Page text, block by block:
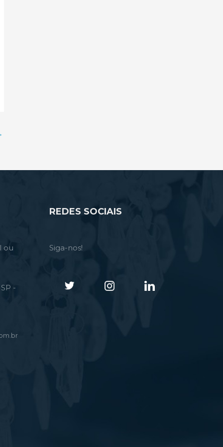
ou
-
REDES SOCIAIS
Siga-nos!